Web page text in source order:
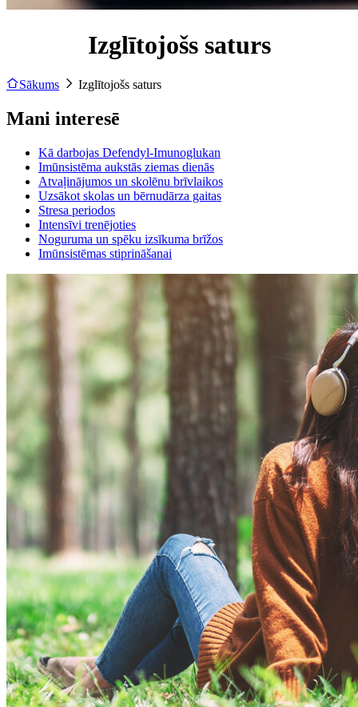
Izglītojošs saturs
Sākums Izglītojošs saturs
Mani interesē
Kā darbojas Defendyl-Imunoglukan
Imūnsistēma aukstās ziemas dienās
Atvaļinājumos un skolēnu brīvlaikos
Uzsākot skolas un bērnudārza gaitas
Stresa periodos
Intensīvi trenējoties
Noguruma un spēku izsīkuma brīžos
Imūnsistēmas stiprināšanai